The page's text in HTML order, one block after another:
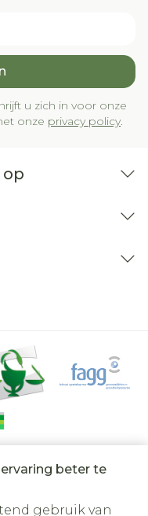
beter te
gebruik van
u zich in voor onze
onze privacy policy.